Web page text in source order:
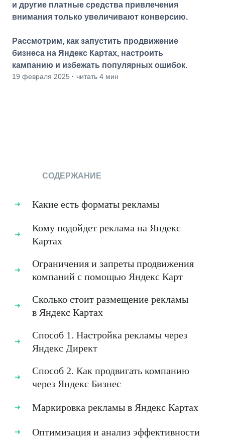
и другие платные средства привлечения
внимания только увеличивают конверсию.
Рассмотрим, как запустить продвижение
бизнеса на Яндекс Картах, настроить
кампанию и избежать популярных ошибок.
19 февраля 2025 · читать 4 мин
СОДЕРЖАНИЕ
Какие есть форматы рекламы
Кому подойдет реклама на Яндекс
Картах
Ограничения и запреты продвижения
компаний с помощью Яндекс Карт
Сколько стоит размещение рекламы
в Яндекс Картах
Способ 1. Настройка рекламы через
Яндекс Директ
Способ 2. Как продвигать компанию
через Яндекс Бизнес
Маркировка рекламы в Яндекс Картах
Оптимизация и анализ эффективности